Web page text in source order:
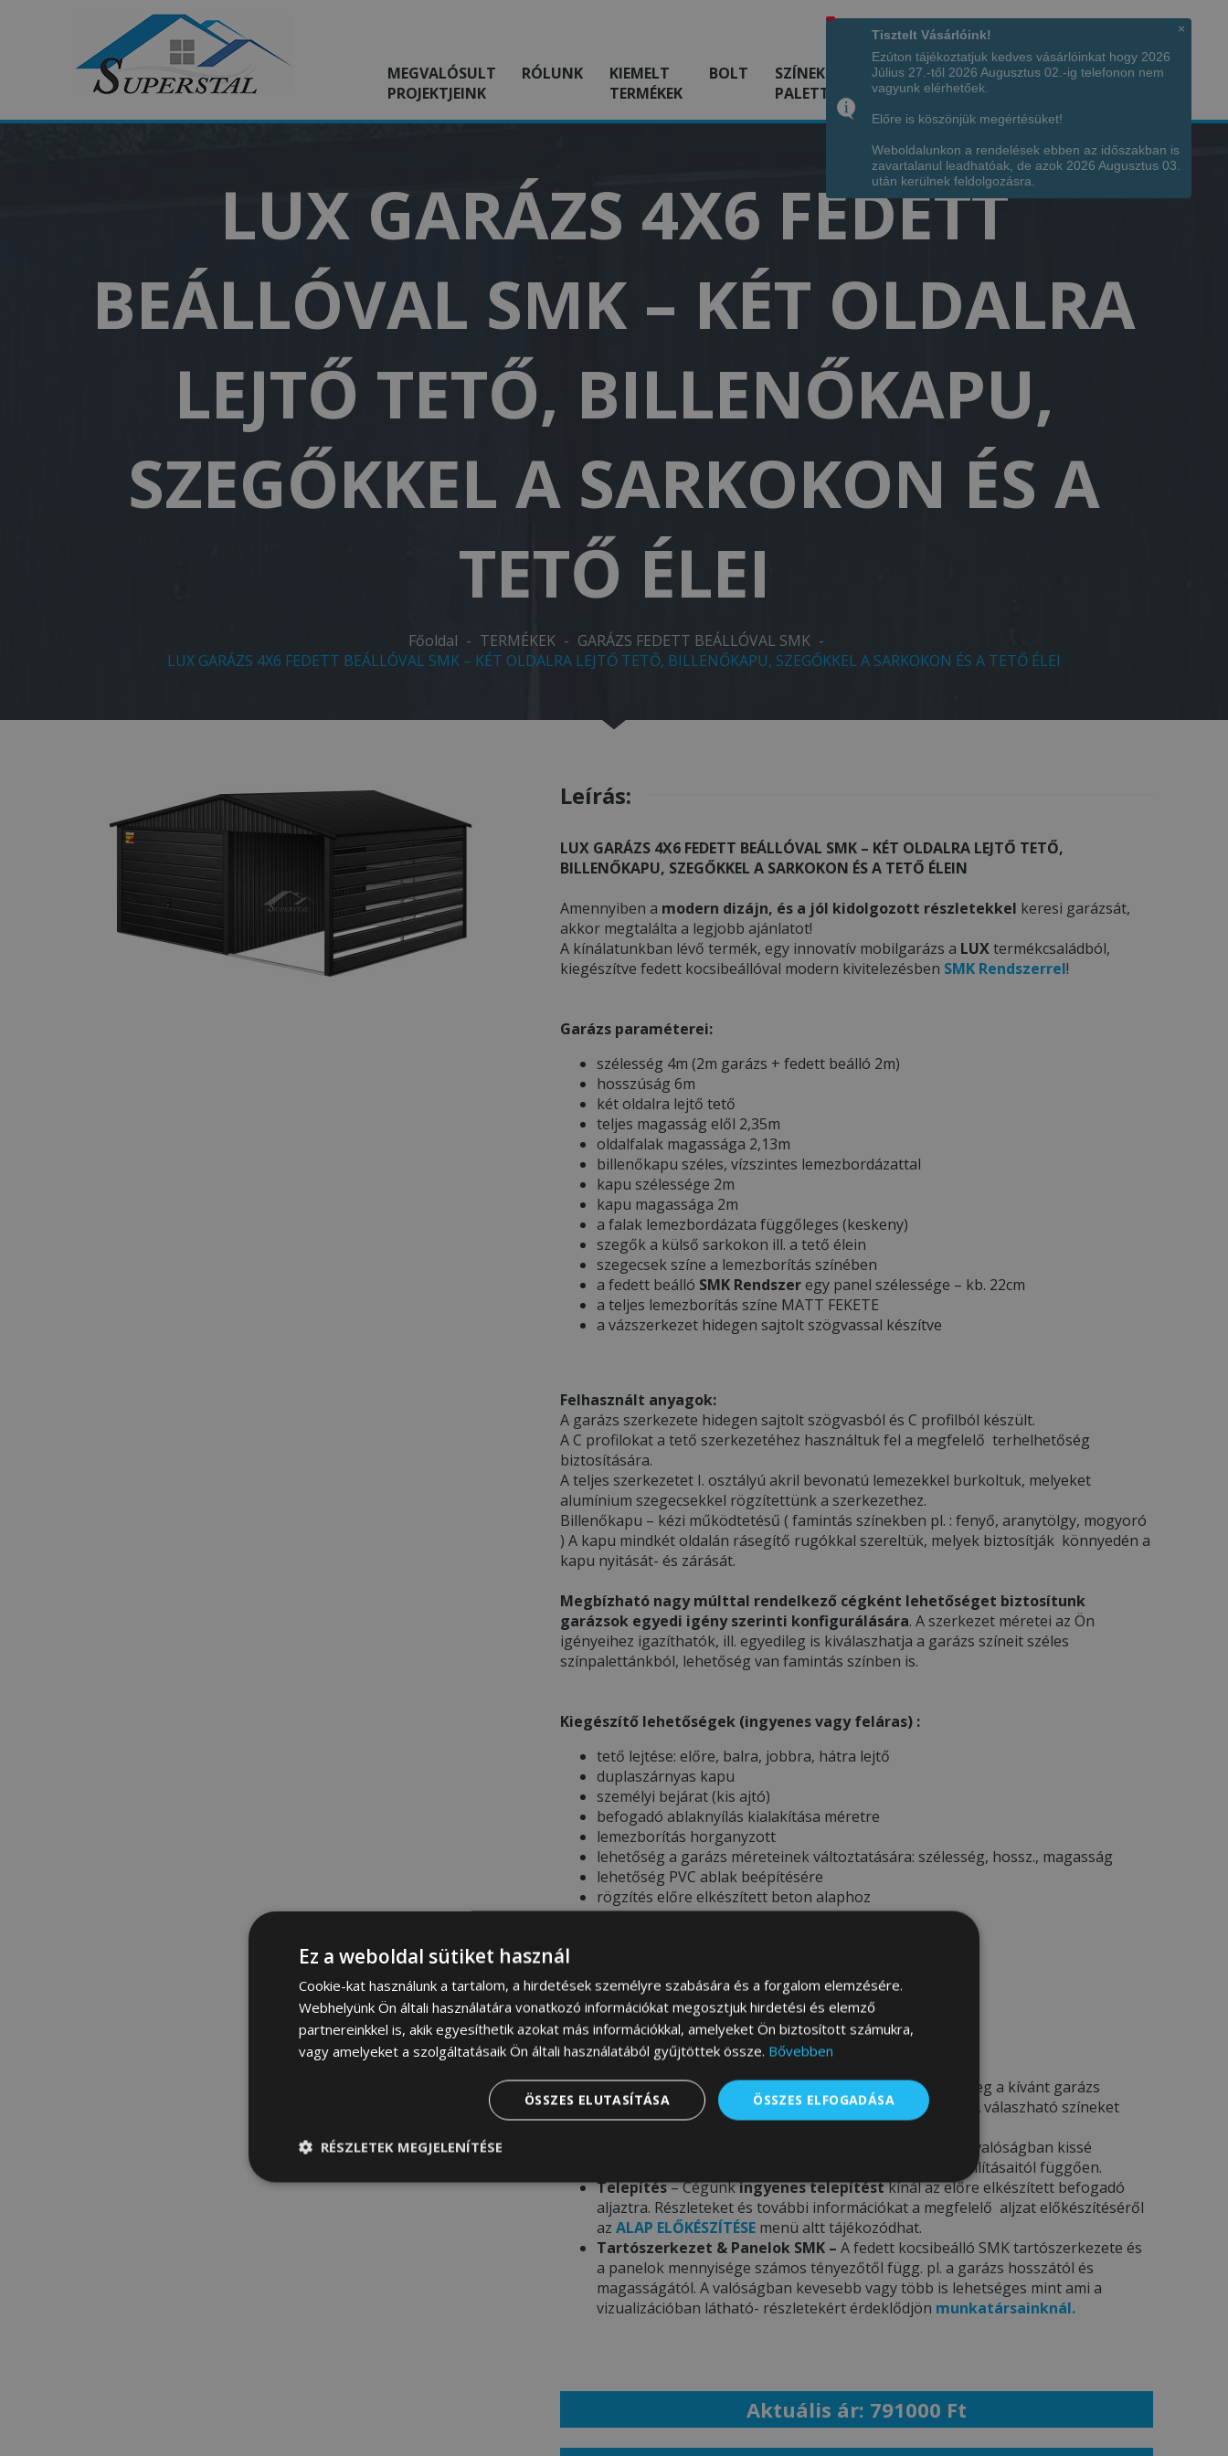
Hívjon minket!
MEGVALÓSULT
PROJEKTJEINK
RÓLUNK
KIEMELT
TERMÉKEK
BOLT
SZÍNEK
PALETTÁJA
KÉPGALÉRIA INFÓ ELÉRHETŐSÉG
LUX GARÁZS 4X6 FEDETT
BEÁLLÓVAL SMK – KÉT OLDALRA
LEJTŐ TETŐ, BILLENŐKAPU,
SZEGŐKKEL A SARKOKON ÉS A
TETŐ ÉLEI
Főoldal - TERMÉKEK - GARÁZS FEDETT BEÁLLÓVAL SMK -
LUX GARÁZS 4X6 FEDETT BEÁLLÓVAL SMK – KÉT OLDALRA LEJTŐ TETŐ, BILLENŐKAPU, SZEGŐKKEL A SARKOKON ÉS A TETŐ ÉLEI
Leírás:
LUX GARÁZS 4X6 FEDETT BEÁLLÓVAL SMK – KÉT OLDALRA LEJTŐ TETŐ,
BILLENŐKAPU, SZEGŐKKEL A SARKOKON ÉS A TETŐ ÉLEIN
Amennyiben a modern dizájn, és a jól kidolgozott részletekkel keresi garázsát,
akkor megtalálta a legjobb ajánlatot!
A kínálatunkban lévő termék, egy innovatív mobilgarázs a LUXtermékcsaládból,
kiegészítve fedett kocsibeállóval modern kivitelezésben SMK Rendszerrel!
Garázs paraméterei:
szélesség 4m (2m garázs + fedett beálló 2m)
hosszúság 6m
két oldalra lejtő tető
teljes magasság elől 2,35m
oldalfalak magassága 2,13m
billenőkapu széles, vízszintes lemezbordázattal
kapu szélessége 2m
kapu magassága 2m
a falak lemezbordázata függőleges (keskeny)
szegők a külső sarkokon ill. a tető élein
szegecsek színe a lemezborítás színében
a fedett beálló SMK Rendszeregy panel szélessége – kb. 22cm
a teljes lemezborítás színe MATT FEKETE
a vázszerkezet hidegen sajtolt szögvassal készítve
Felhasznált anyagok:
A garázs szerkezete hidegen sajtolt szögvasból és C profilból készült.
A C profilokat a tető szerkezetéhez használtuk fel a megfelelő terhelhetőség
biztosítására.
A teljes szerkezetet I. osztályú akril bevonatú lemezekkel burkoltuk, melyeket
alumínium szegecsekkel rögzítettünk a szerkezethez.
Billenőkapu – kézi működtetésű ( famintás színekben pl. : fenyő, aranytölgy, mogyoró
) A kapu mindkét oldalán rásegítő rugókkal szereltük, melyek biztosítják könnyedén a
kapu nyitását- és zárását.
Megbízható nagy múlttal rendelkező cégként lehetőséget biztosítunk
garázsok egyedi igény szerinti konfigurálására. A szerkezet méretei az Ön
igényeihez igazíthatók, ill. egyedileg is kiválaszhatja a garázs színeit széles
színpalettánkból, lehetőség van famintás színben is.
Kiegészítő lehetőségek (ingyenes vagy feláras) :
tető lejtése: előre, balra, jobbra, hátra lejtő
duplaszárnyas kapu
személyi bejárat (kis ajtó)
befogadó ablaknyílás kialakítása méretre
lemezborítás horganyzott
lehetőség a garázs méreteinek változtatására: szélesség, hossz., magasság
lehetőség PVC ablak beépítésére
rögzítés előre elkészített beton alaphoz
esőcsatorna
* FONTOS INFORMÁCIÓK RENDELÉS ELŐTT *
Garázs színösszeállítása –Rendeléskor kérjük adja meg a kívánt garázs
színeire vonatkozó információt a megjegyzés rovatba. A válaszható színeket
megtekintheti a
SZÍNEK PALETTÁJAmenü alatt.
– a valóságban kissé
eltérhetnek a mobil eszköz / számítógép képernyő beállításaitól függően.
Telepítés– Cégünkingyenes telepítéstkínál az előre elkészített befogadó
aljaztra. Részleteket és további információkat a megfelelő aljzat előkészítéséről
az ALAP ELŐKÉSZÍTÉSE menü altt tájékozódhat.
Tartószerkezet & Panelok SMK – A fedett kocsibeálló SMK tartószerkezete és
a panelok mennyisége számos tényezőtől függ. pl. a garázs hosszától és
magasságától. A valóságban kevesebb vagy több is lehetséges mint ami a
vizualizációban látható- részletekért érdeklődjön munkatársainknál.
Aktuális ár: 791000 Ft
×
Tisztelt Vásárlóink!
Ezúton tájékoztatjuk kedves vásárlóinkat hogy 2026
Július 27.-től 2026 Augusztus 02.-ig telefonon nem
vagyunk elérhetőek.
Előre is köszönjük megértésüket!
Weboldalunkon a rendelések ebben az időszakban is
zavartalanul leadhatóak, de azok 2026 Augusztus 03.
után kerülnek feldolgozásra.
Ez a weboldal sütiket használ
Cookie-kat használunk a tartalom, a hirdetések személyre szabására és a forgalom elemzésére.
Webhelyünk Ön általi használatára vonatkozó információkat megosztjuk hirdetési és elemző
partnereinkkel is, akik egyesíthetik azokat más információkkal, amelyeket Ön biztosított számukra,
vagy amelyeket a szolgáltatásaik Ön általi használatából gyűjtöttek össze. Bővebben
ÖSSZES ELFOGADÁSA
ÖSSZES ELUTASÍTÁSA
RÉSZLETEK MEGJELENÍTÉSE
Elengedhetetlenül
Teljesítmény Célzás Funkcionalitás Besorolatlan